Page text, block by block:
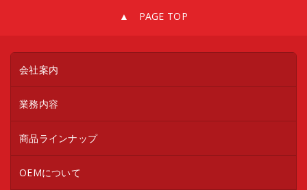
▲ PAGE TOP
会社案内
業務内容
商品ラインナップ
OEMについて